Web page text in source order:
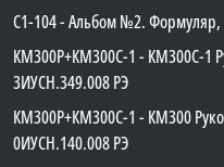
C1-104 - Альбом №2. Формуляр,
КМ300Р+КМ300С-1 - КМ300C-1
3ИУСН.349.008 РЭ
КМ300Р+КМ300С-1 - КМ300
0ИУСН.140.008 РЭ